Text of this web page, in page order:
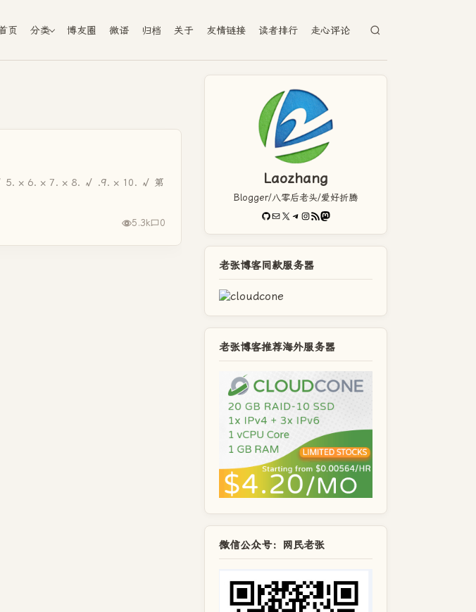
页 分类 博友圈 微语 归档 关于 友情链接 读者排行 走心评论
√ 5. × 6. × 7. × 8. √ .9. × 10. √ 第
5.3k 0
Laozhang
Blogger/八零后老头/爱好折腾
GitHub
电子邮件X Telegram
Instagram
RSS FeedMastodon
老张博客同款服务器
老张博客推荐海外服务器
微信公众号：网民老张